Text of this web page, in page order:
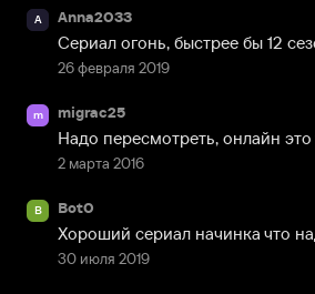
A Anna2033
26 февраля 2019
Сериал огонь, быстрее бы 12
m migrac25
2 марта 2016
Надо пересмотреть, онлайн это
B Bot0
30 июля 2019
Хороший сериал начинка что